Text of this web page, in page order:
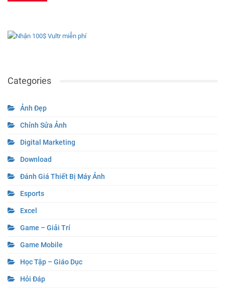
Categories
Ảnh Đẹp
Chỉnh Sửa Ảnh
Digital Marketing
Download
Đánh Giá Thiết Bị Máy Ảnh
Esports
Excel
Game – Giải Trí
Game Mobile
Học Tập – Giáo Dục
Hỏi Đáp